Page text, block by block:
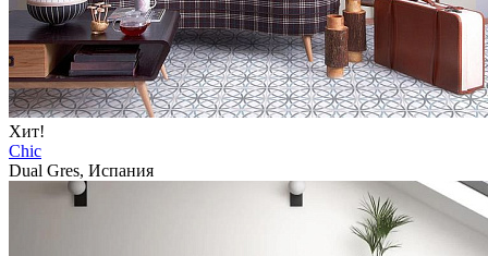
Хит!
Chic
Dual Gres, Испания